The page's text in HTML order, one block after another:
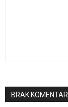
BRAK